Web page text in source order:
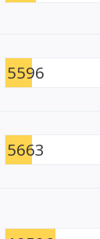
5596
5663